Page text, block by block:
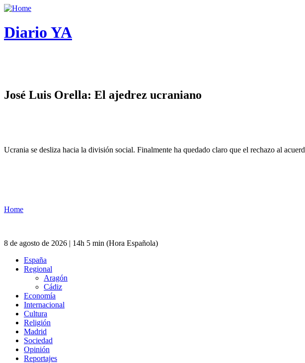
Diario YA
José Luis Orella: El ajedrez ucraniano
Ucrania se desliza hacia la división social. Finalmente ha quedado claro que el rechazo al
Home
8 de agosto de 2026 | 14h 5 min (Hora Española)
España
Regional
Aragón
Cádiz
Economía
Internacional
Cultura
Religión
Madrid
Sociedad
Opinión
Reportajes